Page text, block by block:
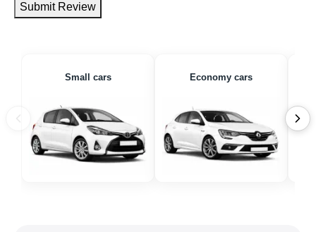
Submit Review
Small cars Economy cars